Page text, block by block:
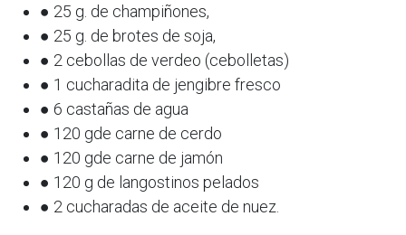
● 25 g. de champiñones,
● 25 g. de brotes de soja,
● 2 cebollas de verdeo (cebolletas)
● 1 cucharadita de jengibre fresco
● 6 castañas de agua
● 120 gde carne de cerdo
● 120 gde carne de jamón
● 120 g de langostinos pelados
● 2 cucharadas de aceite de nuez.